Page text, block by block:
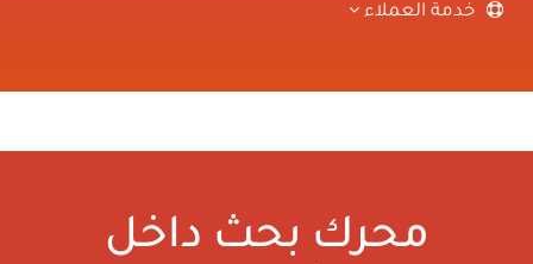
خدمة العملاء
محرك بحث داخل